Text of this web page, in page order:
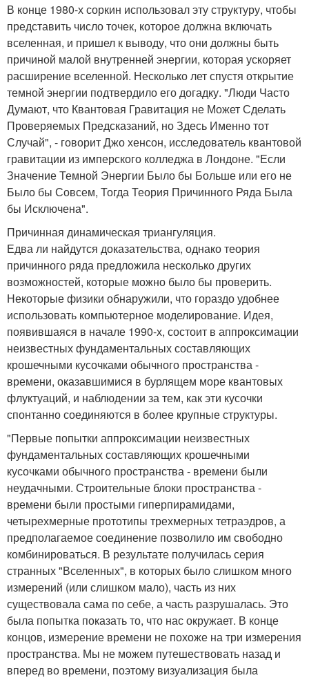
В конце 1980-х соркин использовал эту структуру, чтобы
представить число точек, которое должна включать
вселенная, и пришел к выводу, что они должны быть
причиной малой внутренней энергии, которая ускоряет
расширение вселенной. Несколько лет спустя открытие
темной энергии подтвердило его догадку. "Люди Часто
Думают, что Квантовая Гравитация не Может Сделать
Проверяемых Предсказаний, но Здесь Именно тот
Случай", - говорит Джо хенсон, исследователь квантовой
гравитации из имперского колледжа в Лондоне. "Если
Значение Темной Энергии Было бы Больше или его не
Было бы Совсем, Тогда Теория Причинного Ряда Была
бы Исключена".
Причинная динамическая триангуляция.
Едва ли найдутся доказательства, однако теория
причинного ряда предложила несколько других
возможностей, которые можно было бы проверить.
Некоторые физики обнаружили, что гораздо удобнее
использовать компьютерное моделирование. Идея,
появившаяся в начале 1990-х, состоит в аппроксимации
неизвестных фундаментальных составляющих
крошечными кусочками обычного пространства -
времени, оказавшимися в бурлящем море квантовых
флуктуаций, и наблюдении за тем, как эти кусочки
спонтанно соединяются в более крупные структуры.
"Первые попытки аппроксимации неизвестных
фундаментальных составляющих крошечными
кусочками обычного пространства - времени были
неудачными. Строительные блоки пространства -
времени были простыми гиперпирамидами,
четырехмерные прототипы трехмерных тетраэдров, а
предполагаемое соединение позволило им свободно
комбинироваться. В результате получилась серия
странных "Вселенных", в которых было слишком много
измерений (или слишком мало), часть из них
существовала сама по себе, а часть разрушалась. Это
была попытка показать то, что нас окружает. В конце
концов, измерение времени не похоже на три измерения
пространства. Мы не можем путешествовать назад и
вперед во времени, поэтому визуализация была